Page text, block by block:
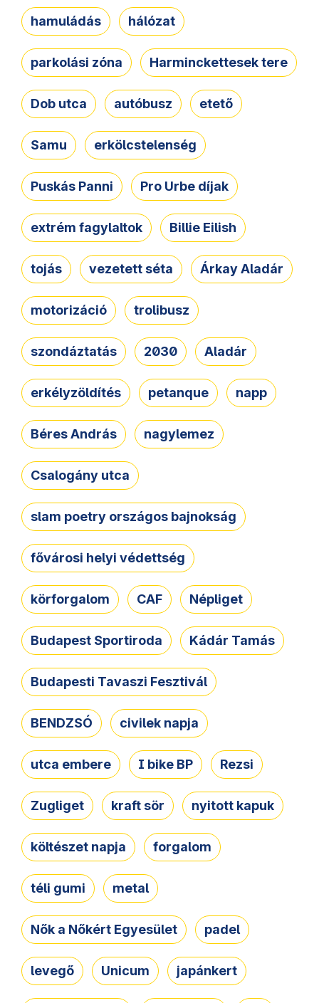
hamuládás hálózat
parkolási zóna Harminckettesek tere
Dob utca autóbusz etető
Samu erkölcstelenség
Puskás Panni Pro Urbe díjak
extrém fagylaltok Billie Eilish
tojás vezetett séta Árkay Aladár
motorizáció trolibusz
szondáztatás 2030 Aladár
erkélyzöldítés petanque napp
Béres András nagylemez
Csalogány utca
slam poetry országos bajnokság
fővárosi helyi védettség
körforgalom CAF Népliget
Budapest Sportiroda Kádár Tamás
Budapesti Tavaszi Fesztivál
BENDZSÓ civilek napja
utca embere I bike BP Rezsi
Zugliget kraft sör nyitott kapuk
költészet napja forgalom
téli gumi metal
Nők a Nőkért Egyesület padel
levegő Unicum japánkert